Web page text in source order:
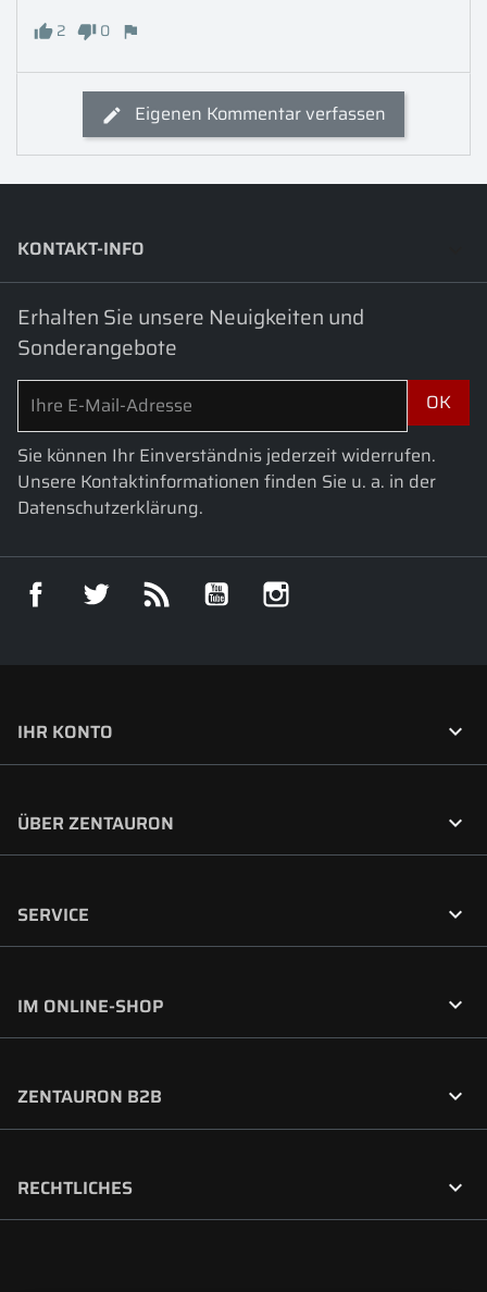
2 0
Eigenen Kommentar verfassen
KONTAKT-INFO
Erhalten Sie unsere Neuigkeiten und
Sonderangebote
Sie können Ihr Einverständnis jederzeit widerrufen.
Unsere Kontaktinformationen finden Sie u. a. in der
Datenschutzerklärung.
Facebook Twitter RSS YouTube
IHR KONTO 
ÜBER ZENTAURON 
SERVICE 
IM ONLINE-SHOP 
ZENTAURON B2B 
RECHTLICHES 